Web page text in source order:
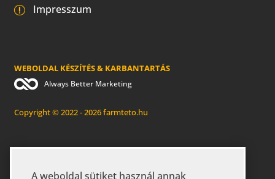
A weboldal sütiket használ annak
Impresszum
WEBOLDAL KÉSZÍTÉS & KARBANTARTÁS
Always Better Marketing
Copyright © 2022 - 2026 farmteto.hu